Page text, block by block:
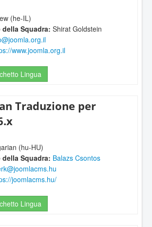
(he-IL)
Squadra: Shirat Goldstein
www.joomla.org.il
Lingua
Traduzione per
(hu-HU)
Squadra: Balazs Csontos
joomlacms.hu/
Lingua